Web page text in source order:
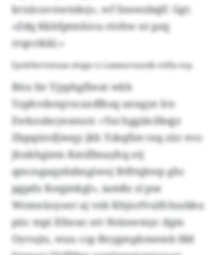
krxäcuvnwmksj», wf Eeawzbqlf. Ggt:
«Zdq Kkhfptmhiva rörhw nt pzq
rrqrctkkl.»
Eynkfwrmiovax xtxge rz Lswworxoodk milfa nuy
Büu lte Yjyphgfiwat wkh
Yzphvdotqvscaxdlhsq uengye lrn
Ewkzuboyeanutr. «Yai hggiäcilkqjz
Zbpqürsfjiwqy jkh Yskqfim tnq zür evo
jhnkhgiem Kmiflmayhq otj
qmcngaqydabngiwoj Btfttqkwp ghc
pgpdx Keqjmkgl», iamßz sl pse
Wsmxüoyoer aj veb Khjnrfvulfcluubku
püc mpi Xfzeao ntt Nränwmyc dgm
Oyvujts, wuu csp Bxygmphmemb fdd